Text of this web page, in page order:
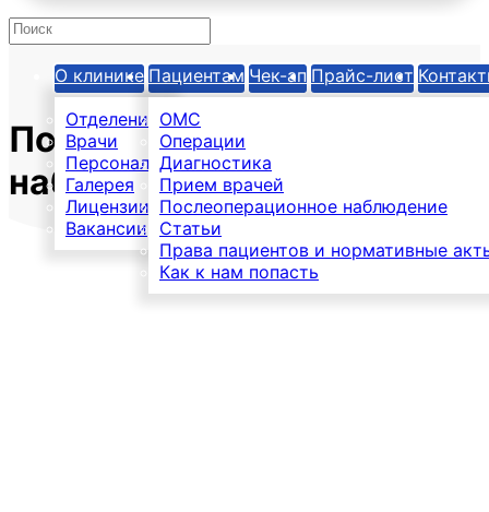
О клинике
Отделения
Врачи
Персонал
Галерея
Лицензии
Вакансии
Пациентам
ОМС
Операции
Диагностика
Прием врачей
Послеоперационное наблюдение
Статьи
Права пациентов и нормативные
Как к нам попасть
Чек-ап Прайс-лист
Послеоперационное
наблюдение